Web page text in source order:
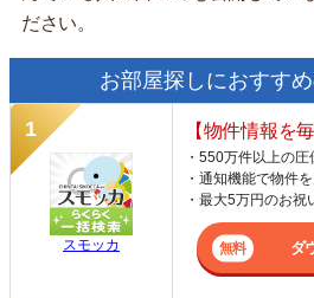
ださい。
お部屋探しにおすす
スモッカ
【物件情報を
・550万件以上の
・通知機能で物件
・最大5万円のお祝
ダ